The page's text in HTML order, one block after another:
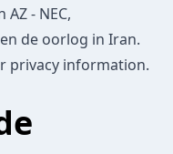
- NEC,
de oorlog in Iran.
privacy information.